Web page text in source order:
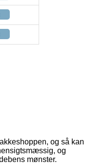
og så kan
og
mønster.